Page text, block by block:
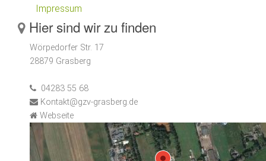
Impressum
Hier sind wir zu finden
Wörpedorfer Str. 17
28879 Grasberg
04283 55 68
Kontakt@gzv-grasberg.de
Webseite